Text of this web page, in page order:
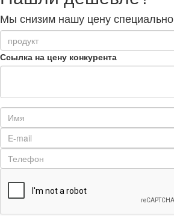
Мы снизим нашу цену
Ссылка на цену конкурента